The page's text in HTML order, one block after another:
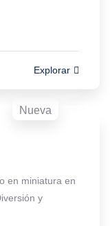
Explorar
Nueva
en miniatura en
y